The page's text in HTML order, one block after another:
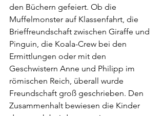
den Büchern gefeiert. Ob die
Muffelmonster auf Klassenfahrt, die
Brieffreundschaft zwischen Giraffe und
Pinguin, die Koala-Crew bei den
Ermittlungen oder mit den
Geschwistern Anne und Philipp im
römischen Reich, überall wurde
Freundschaft groß geschrieben. Den
Zusammenhalt bewiesen die Kinder